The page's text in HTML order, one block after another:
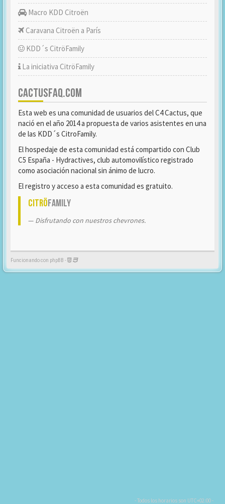
Macro KDD Citroën
Caravana Citroën a París
KDD´s CitröFamily
La iniciativa CitröFamily
CACTUSFAQ.COM
Esta web es una comunidad de usuarios del C4 Cactus, que
nació en el año 2014 a propuesta de varios asistentes en una
de las KDD´s CitroFamily.
El hospedaje de esta comunidad está compartido con Club
C5 España - Hydractives, club automovilístico registrado
como asociación nacional sin ánimo de lucro.
El registro y acceso a esta comunidad es gratuito.
CitröFamily
Disfrutando con nuestros chevrones.
Funcionando con phpBB -
- Todos los horarios son UTC+02:00-